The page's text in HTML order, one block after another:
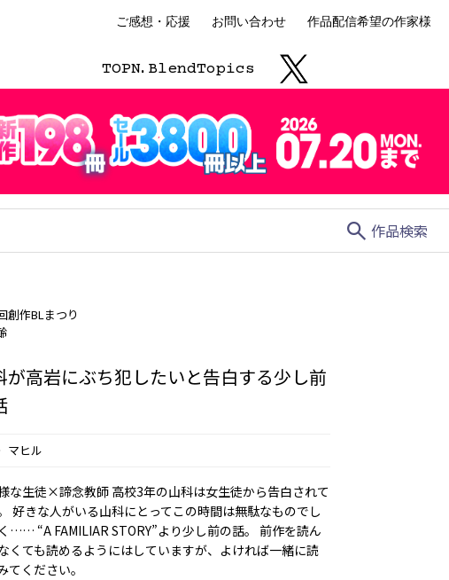
ご感想・応援 お問い合わせ 作品配信希望の作家様
TOPN. BlendTopics
search 作品検索
創作BLまつり
が高岩にぶち犯したいと告白する少し前
マヒル
な生徒×諦念教師 高校3年の山科は女生徒から告白されて
好きな人がいる山科にとってこの時間は無駄なものでし
…… “A FAMILIAR STORY”より少し前の話。 前作を読ん
くても読めるようにはしていますが、よければ一緒に読
てください。